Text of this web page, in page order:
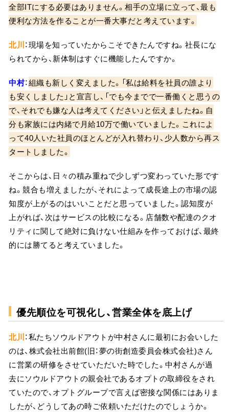
全部ITにする必要はありません。相手の立場に立って、最も
便利な方法を作ることが一番大事だと考えています。
北川：現場を知っていたからこそできたんですね。社長にな
られてから、新体制はすぐに機能したんですか。
中村：組織も新しく変えました。「私は給料を社員の誰より
も安くしました」と宣言し、「でも今までで一番働くと思うの
で、それでも嫌な人は考えてください」と伝えましたね。自
分も家族には内緒で月給10万で働いていました。これによ
って40人いた社員のほとんどが入れ替わり、少人数から再ス
タートしました。
そこからは、日々の積み重ねで少しずつ変わっていた形です
ね。競合も増えましたが、それによって成長途上の市場の認
知度が上がるのはいいことだと思っていました。認知度が
上がれば、次はサービスの比較になる。店舗数や配達のクオ
リティに関して絶対に負けない仕組みを作っておけば、最終
的には勝てると考えていました。
優先順位を可視化し、営業全体を底上げ
北川：私たちソウルドアウトが中村さんに最初にお会いした
のは、株式会社出前館(旧：夢の街創造委員会株式会社)さん
に営業の研修をさせていただいた時でした。中村さんが過
去にソウルドアウトの親会社であるオプトの取締役をされ
ていたので、オプトグループで言えば密接な関係にはありま
したが、どうしてあの時ご依頼いただけたのでしょうか。